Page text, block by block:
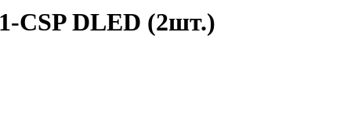
CSP DLED (2шт.)